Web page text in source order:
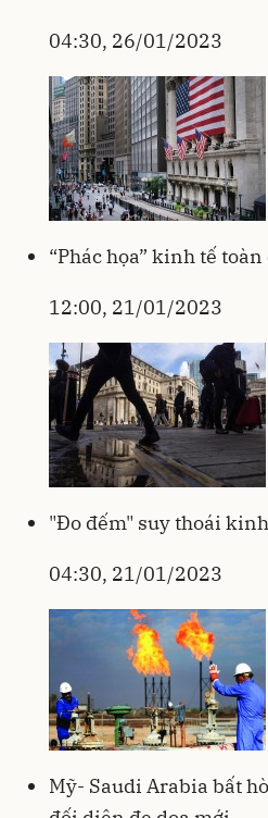
04:30, 26/01/2023
“Phác họa” kinh tế
12:00, 21/01/2023
"Đo đếm" suy thoái
04:30, 21/01/2023
Mỹ- Saudi Arabia bất